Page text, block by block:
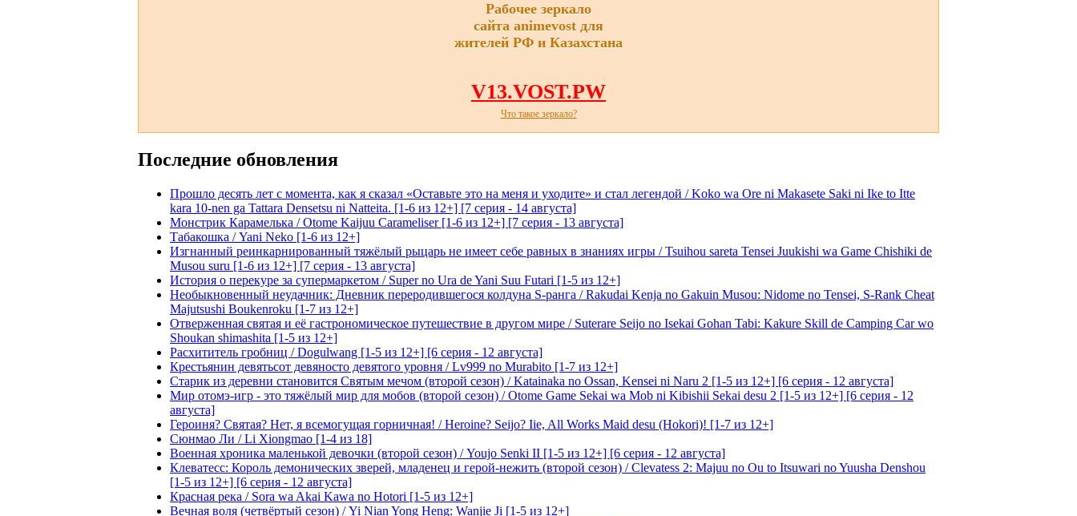
Рабочее зеркало
сайта animevost для
жителей РФ и Казахстана
V13.VOST.PW
Что такое зеркало?
Последние обновления
Прошло десять лет с момента, как я сказал «Оставьте это на меня и уходите» и стал легендой / Koko wa Ore ni Makasete Saki ni Ike to Itte
kara 10-nen ga Tattara Densetsu ni Natteita. [1-6 из 12+] [7 серия - 14 августа]
Монстрик Карамелька / Otome Kaijuu Carameliser [1-6 из 12+] [7 серия - 13 августа]
Табакошка / Yani Neko [1-6 из 12+]
Изгнанный реинкарнированный тяжёлый рыцарь не имеет себе равных в знаниях игры / Tsuihou sareta Tensei Juukishi wa Game Chishiki de
Musou suru [1-6 из 12+] [7 серия - 13 августа]
История о перекуре за супермаркетом / Super no Ura de Yani Suu Futari [1-5 из 12+]
Необыкновенный неудачник: Дневник переродившегося колдуна S-ранга / Rakudai Kenja no Gakuin Musou: Nidome no Tensei, S-Rank Cheat
Majutsushi Boukenroku [1-7 из 12+]
Отверженная святая и её гастрономическое путешествие в другом мире / Suterare Seijo no Isekai Gohan Tabi: Kakure Skill de Camping Car wo
Shoukan shimashita [1-5 из 12+]
Расхититель гробниц / Dogulwang [1-5 из 12+] [6 серия - 12 августа]
Крестьянин девятьсот девяносто девятого уровня / Lv999 no Murabito [1-7 из 12+]
Старик из деревни становится Святым мечом (второй сезон) / Katainaka no Ossan, Kensei ni Naru 2 [1-5 из 12+] [6 серия - 12 августа]
Мир отомэ-игр - это тяжёлый мир для мобов (второй сезон) / Otome Game Sekai wa Mob ni Kibishii Sekai desu 2 [1-5 из 12+] [6 серия - 12
августа]
Героиня? Святая? Нет, я всемогущая горничная! / Heroine? Seijo? Iie, All Works Maid desu (Hokori)! [1-7 из 12+]
Сюнмао Ли / Li Xiongmao [1-4 из 18]
Военная хроника маленькой девочки (второй сезон) / Youjo Senki II [1-5 из 12+] [6 серия - 12 августа]
Клеватесс: Король демонических зверей, младенец и герой-нежить (второй сезон) / Clevatess 2: Majuu no Ou to Itsuwari no Yuusha Denshou
[1-5 из 12+] [6 серия - 12 августа]
Красная река / Sora wa Akai Kawa no Hotori [1-5 из 12+]
Вечная воля (четвёртый сезон) / Yi Nian Yong Heng: Wanjie Ji [1-5 из 12+]